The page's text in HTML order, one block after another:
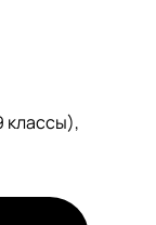
классы),